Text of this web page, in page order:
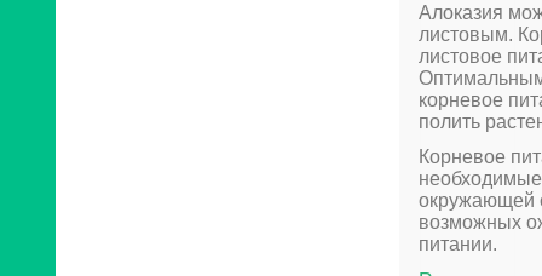
Алоказия
листовым.
листовое
корневое
полить
Корневое
окружающей
возможных
питании.